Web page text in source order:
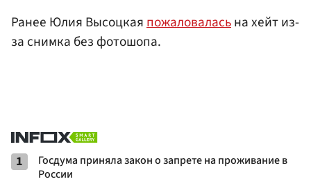
Ранее Юлия Высоцкаяпожаловаласьна хейт из-
за снимка без фотошопа.
1
Госдума приняла закон о запрете на проживание в
России